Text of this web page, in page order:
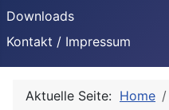
Downloads
Kontakt / Impressum
Aktuelle Seite: Home